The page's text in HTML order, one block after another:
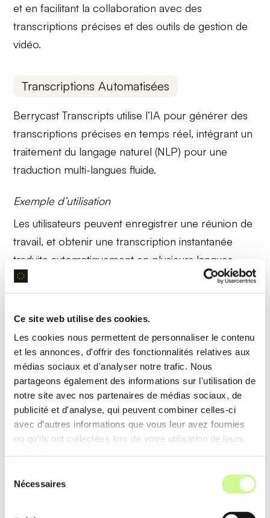
Ce site web utilise des cookies.
Les cookies nous permettent de personnaliser le contenu
et les annonces, d'offrir des fonctionnalités relatives aux
médias sociaux et d'analyser notre trafic. Nous
partageons également des informations sur l'utilisation de
notre site avec nos partenaires de médias sociaux, de
publicité et d'analyse, qui peuvent combiner celles-ci
avec d'autres informations que vous leur avez fournies
ou qu'ils ont collectées lors de votre utilisation de leurs
Nécessaires
et en facilitant la collaboration avec des
transcriptions précises et des outils de gestion de
vidéo.
Transcriptions Automatisées
Berrycast Transcripts utilise l’IA pour générer des
transcriptions précises en temps réel, intégrant un
traitement du langage naturel (NLP) pour une
traduction multi-langues fluide.
Exemple d’utilisation
Les utilisateurs peuvent enregistrer une réunion de
travail, et obtenir unetranscription instantanée
traduite automatiquement en plusieurs langues
pour une meilleure compréhension transversale.
Annotations Vidéo
Cette fonctionnalité permet d’ajouter des
annotations en directsur les enregistrements
vidéo, facilitant la clarification et les points
d’attention pendant les présentations.
Exemple d’utilisation
Lors d’un tutoriel en ligne, l’instructeur peut insérer
cruciales, rendant la vidéo plus interactive et